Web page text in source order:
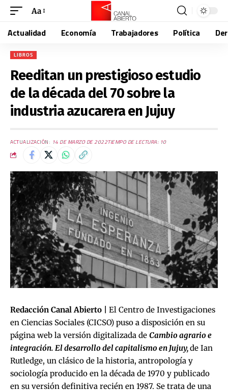
Aa
Actualidad Economía Trabajadores Política
LIBROS
Reeditan un prestigioso estudio
de la década del 70 sobre la
industria azucarera en Jujuy
ACTUALIZACIÓN: 14 DE MARZO DE 2022TIEMPO DE LECTURA: 10
Redacción Canal Abierto |
El Centro de Investigaciones
en Ciencias Sociales (CICSO) puso a disposición en su
página web la versión digitalizada de Cambio agrario e
integración. El desarrollo del capitalismo en Jujuy,de Ian
Rutledge, un clásico de la historia, antropología y
sociología producido en la década de 1970 y publicado
en su versión definitiva recién en 1987. Se trata de una